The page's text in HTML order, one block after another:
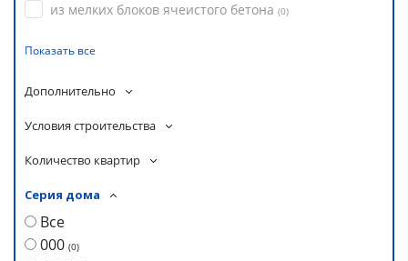
из мелких блоков ячеистого бетона (0)
Показать все
Дополнительно
Условия строительства
Количество квартир
Серия дома
Все
000 (0)